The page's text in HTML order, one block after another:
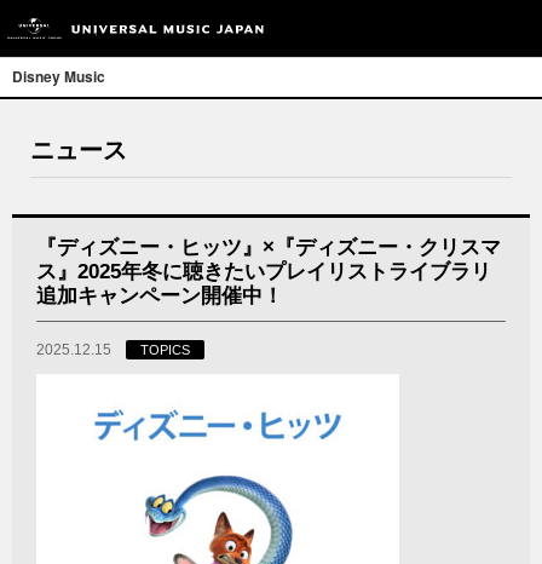
Disney Music
ニュース
『ディズニー・ヒッツ』×『ディズニー・クリスマ
ス』2025年冬に聴きたいプレイリストライブラリ
追加キャンペーン開催中！
2025.12.15 TOPICS